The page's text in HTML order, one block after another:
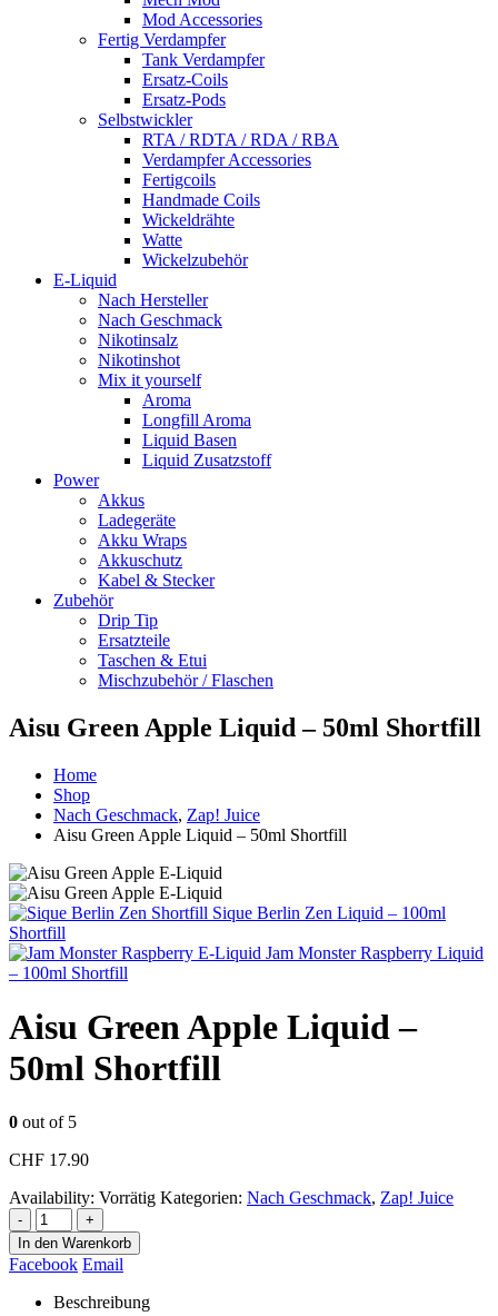
Mod Accessories
Fertig Verdampfer
Tank Verdampfer
Ersatz-Coils
Ersatz-Pods
Selbstwickler
RTA / RDTA / RDA / RBA
Verdampfer Accessories
Fertigcoils
Handmade Coils
Wickeldrähte
Watte
Wickelzubehör
E-Liquid
Nach Hersteller
Nach Geschmack
Nikotinsalz
Nikotinshot
Mix it yourself
Aroma
Longfill Aroma
Liquid Basen
Liquid Zusatzstoff
Power
Akkus
Ladegeräte
Akku Wraps
Akkuschutz
Kabel & Stecker
Zubehör
Drip Tip
Ersatzteile
Taschen & Etui
Mischzubehör / Flaschen
Aisu Green Apple Liquid – 50ml Shortfill
Home
Shop
Nach Geschmack, Zap! Juice
Aisu Green Apple Liquid – 50ml Shortfill
Sique Berlin Zen Liquid – 100ml
Shortfill
Jam Monster Raspberry Liquid
– 100ml Shortfill
Aisu Green Apple Liquid –
50ml Shortfill
0 out of 5
CHF 17.90
Availability: Vorrätig Kategorien: Nach Geschmack, Zap! Juice
-
+
In den Warenkorb
Facebook Email
Beschreibung